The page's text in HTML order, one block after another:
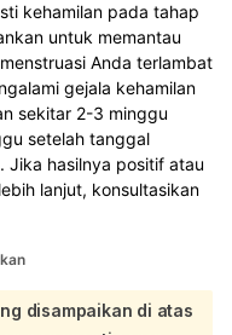
kehamilan pada tahap
untuk memantau
Anda terlambat
gejala kehamilan
sekitar 2-3 minggu
setelah tanggal
Jika hasilnya positif atau
lanjut, konsultasikan
disampaikan di atas